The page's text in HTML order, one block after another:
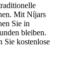
Mit Níjars
Sie in
bleiben.
kostenlose